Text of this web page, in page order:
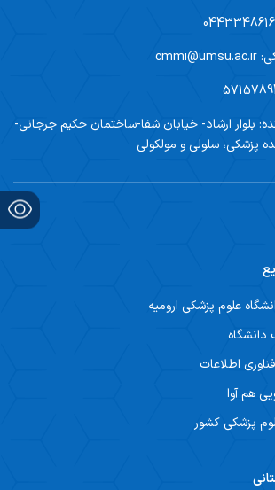
بلوار ارشاد- خیابان شفا-ساختمان حکیم جرجانی-
پزشکی، سلولی و مولکولی
علوم پزشکی ارومیه
دانشگاه
اطلاعات
هم آوا
پزشکی کشور